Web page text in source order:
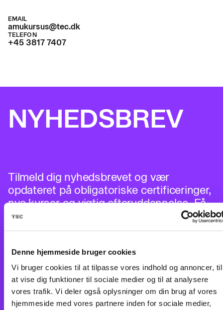
Denne hjemmeside bruger cookies
Vi bruger cookies til at tilpasse vores indhold og annoncer, til
at vise dig funktioner til sociale medier og til at analysere
vores trafik. Vi deler også oplysninger om din brug af vores
hjemmeside med vores partnere inden for sociale medier,
EMAIL
amukursus@tec.dk
TELEFON
+45 3817 7407
NYHEDSBREV
Tilmeld dig nyhedsbrevet og vær
opdateret på obligatoriske certificeringer,
nye kurser og vigtig efteruddannelse. Få
de seneste nyheder direkte i din indbakke
og gå ikke glip af vigtige deadlines og
kompetencer.